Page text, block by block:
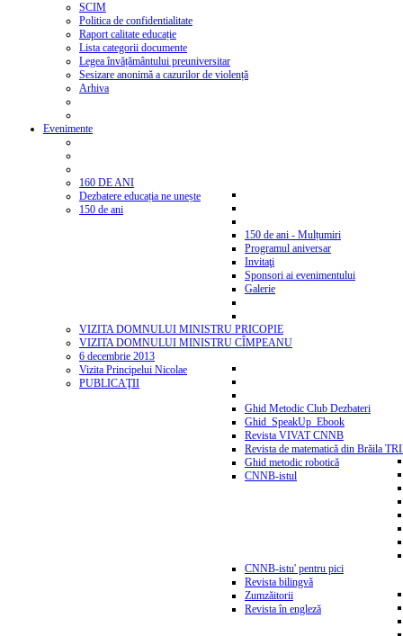
SCIM
Politica de confidentialitate
Raport calitate educație
Lista categorii documente
Legea învățământului preuniversitar
Sesizare anonimă a cazurilor de violență
Arhiva
Evenimente
160 DE ANI
Dezbatere educația ne unește
150 de ani
150 de ani - Mulțumiri
Programul aniversar
Invitaţi
Sponsori ai evenimentului
Galerie
VIZITA DOMNULUI MINISTRU PRICOPIE
VIZITA DOMNULUI MINISTRU CÎMPEANU
6 decembrie 2013
Vizita Principelui Nicolae
PUBLICAŢII
Ghid Metodic Club Dezbateri
Ghid_SpeakUp_Ebook
Revista VIVAT CNNB
Revista de matematică din Brăila
Ghid metodic robotică
CNNB-istul
CNNB-istu' pentru pici
Revista bilingvă
Zumzăitorii
Revista în engleză